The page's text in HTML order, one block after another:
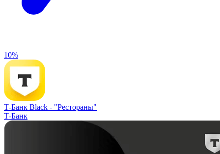
10%
Т-Банк Black - "Рестораны"
Т-Банк